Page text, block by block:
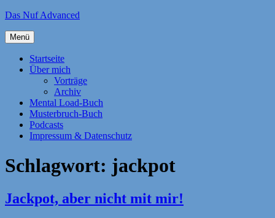
Zum
springen
Das Nuf Advanced
Menü
Startseite
Über mich
Vorträge
Archiv
Mental Load-Buch
Musterbruch-Buch
Podcasts
Impressum & Datenschutz
Schlagwort: jackpot
Jackpot, aber nicht mit mir!